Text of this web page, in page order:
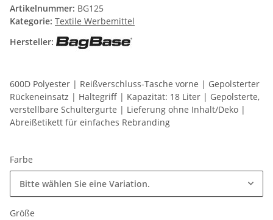
Artikelnummer: BG125
Kategorie: Textile Werbemittel
Hersteller:
600D Polyester | Reißverschluss-Tasche vorne | Gepolsterter
Rückeneinsatz | Haltegriff | Kapazität: 18 Liter | Gepolsterte,
verstellbare Schultergurte | Lieferung ohne Inhalt/Deko |
Abreißetikett für einfaches Rebranding
Farbe
Bitte wählen Sie eine Variation.
Größe